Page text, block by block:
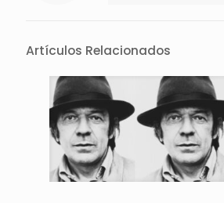
Artículos Relacionados